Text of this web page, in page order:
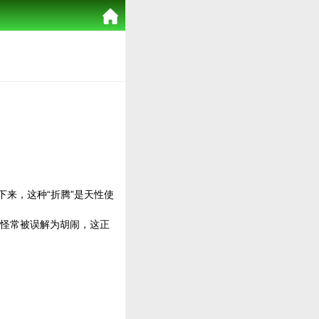
来，这种“折腾”是天性使
常被误解为胡闹，这正